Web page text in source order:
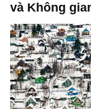
và Không